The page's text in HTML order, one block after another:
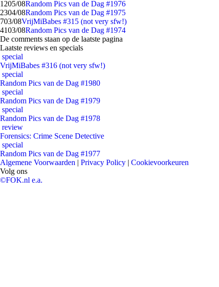
1205/08Random Pics van de Dag #1976
2304/08Random Pics van de Dag #1975
703/08VrijMiBabes #315 (not very sfw!)
4103/08Random Pics van de Dag #1974
De comments staan op de laatste pagina
Laatste reviews en specials
special
VrijMiBabes #316 (not very sfw!)
special
Random Pics van de Dag #1980
special
Random Pics van de Dag #1979
special
Random Pics van de Dag #1978
review
Forensics: Crime Scene Detective
special
Random Pics van de Dag #1977
Algemene Voorwaarden | Privacy Policy | Cookievoorkeuren
Volg ons
©FOK.nl e.a.